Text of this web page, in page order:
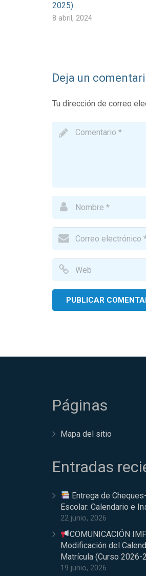
2025)
8 abril, 2024
Deja un
Tu dirección de correo
Páginas
Mapa del sitio
Entradas
Entrega de
Escolar: Calendario e
22 junio, 2026
COMUNICACIÓN
Modificación del
Matrícula (Curso 2026-
19 junio, 2026